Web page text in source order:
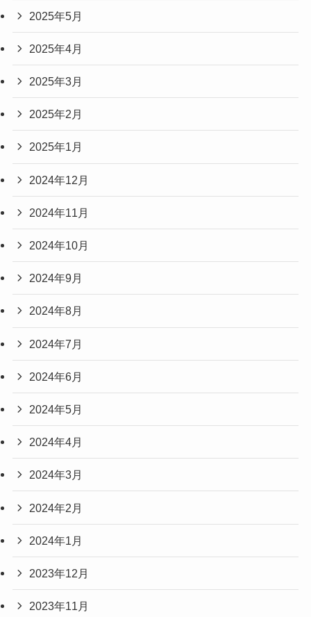
2025年5月
2025年4月
2025年3月
2025年2月
2025年1月
2024年12月
2024年11月
2024年10月
2024年9月
2024年8月
2024年7月
2024年6月
2024年5月
2024年4月
2024年3月
2024年2月
2024年1月
2023年12月
2023年11月